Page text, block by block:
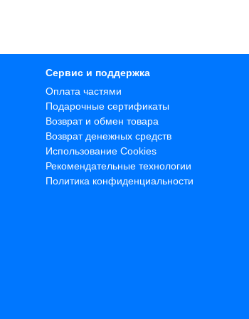
Сервис и поддержка
Оплата частями
Подарочные сертификаты
Возврат и обмен товара
Возврат денежных средств
Использование Cookies
Рекомендательные технологии
Политика конфиденциальности